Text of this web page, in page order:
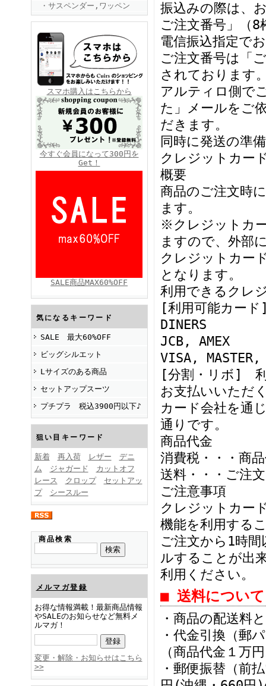
FINEBOYS2025年5月号
FINEBOYS2025年4月号
FINEBOYS2025年1月号
FINEBOYS2024年12月号
FINEBOYS2024年11月号
・サスペンダー,ワッペン
スマホ購入はこちらから
今すぐ会員になって300円を
Get！
SALE商品MAX60%OFF
気になるキーワード
SALE 最大60%OFF
ビッグシルエット
Lサイズのある商品
セットアップスーツ
プチプラ 税込3900円以下♪
狙い目キーワード
新着 再入荷 レザー
デニ
ム
ジャガード
カットオフ
レース
クロップ
セットアッ
プ
シースルー
商品検索
メルマガ登録
お得な情報満載！最新商品情報
やSALEのお知らせなど無料メ
ルマガ！
変更・解除・お知らせはこちら
>>
振込みの際は、
ご注文番号」（
電信振込指定で
ご注文番号は「
されております
アルティロ側で
た」メールをご
だきます。
同時に発送の準
クレジットカー
概要
商品のご注文時
ます。
※クレジットカ
ますので、外部
クレジットカー
となります。
利用できるクレ
[利用可能カー
DINERS
JCB, AMEX
VISA,
[分割・リボ]
お支払いいただ
カード会社を通
通りです。
商品代金
消費税・・・商
送料・・・ご注
ご注意事項
クレジットカー
機能を利用する
ご注文から1時
ルすることが出
利用ください。
■ 送料について
・商品の配送料
・代金引換（郵
（商品代金１万
・郵便振替（前